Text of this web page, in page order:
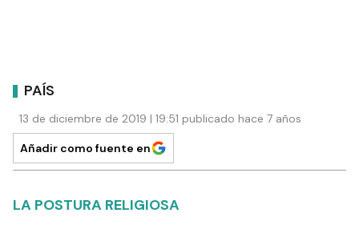
PAÍS
13 de diciembre de 2019 | 19:51 publicado hace 7 años
Añadir como fuente en
LA POSTURA RELIGIOSA